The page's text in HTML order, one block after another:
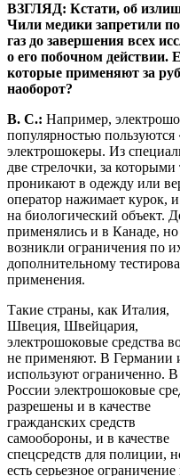
ВЗГЛЯД: Кстати, об
Чили медики запретили
газ до завершения всех
о его побочном действии.
которые применяют за
наоборот?
В. С.: Например,
популярностью
электрошокеры. Из
две стрелочки, за
проникают в одежду или
оператор нажимает курок,
на биологический объект.
применялись и в Канаде,
возникли ограничения по
дополнительному
применения.
Такие страны, как Италия,
Швеция, Швейцария,
электрошоковые средства
не применяют. В Германии
используют ограниченно. В
России электрошоковые
разрешены и в качестве
гражданских средств
самообороны, и в качестве
спецсредств для полиции,
есть серьезное ограничение